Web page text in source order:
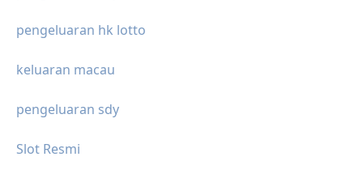
pengeluaran hk lotto
keluaran macau
pengeluaran sdy
Slot Resmi